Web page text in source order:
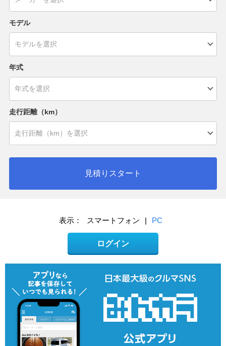
モデル
年式
走行距離（km）
見積りスタート
表示： スマートフォン | PC
ログイン